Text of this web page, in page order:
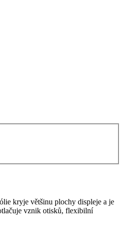
kryje většinu plochy displeje a je
vznik otisků, flexibilní